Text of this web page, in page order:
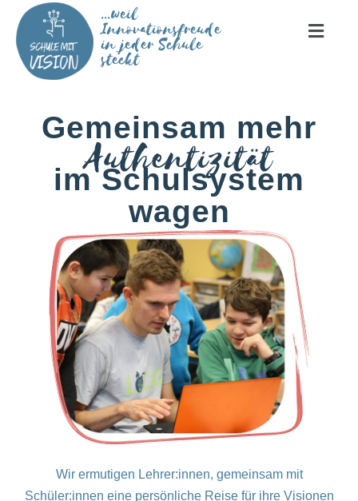
...weil
Innovationsfreude
in jeder Schule
steckt
Gemeinsam mehr
Authentizität
im Schulsystem
wagen
Wir ermutigen Lehrer:innen, gemeinsam mit
Schüler:innen eine persönliche Reise für ihre Visionen